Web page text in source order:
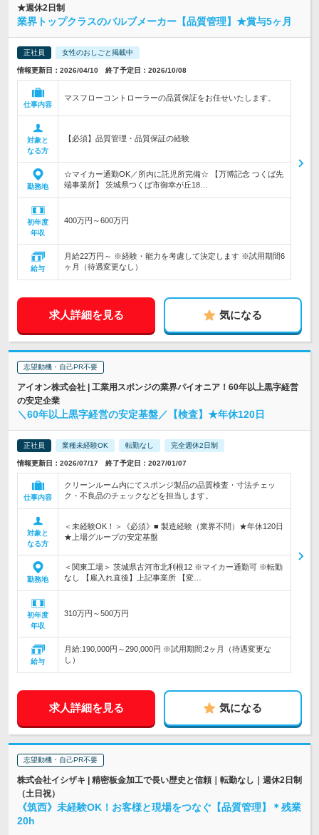
★週休2日制
業界トップクラスのバルブメーカー【品質管理】★賞与5ヶ月
正社員 女性のおしごと掲載中
情報更新日：2026/04/10 終了予定日：2026/10/08
仕事内容
マスフローコントローラーの品質保証をお任せいたします。
対象と
なる方
【必須】品質管理・品質保証の経験
勤務地
☆マイカー通勤OK／所内に託児所完備☆ 【万博記念 つくば先
端事業所】 茨城県つくば市御幸が丘18…
初年度
年収
400万円～600万円
給与
月給22万円～ ※経験・能力を考慮して決定します ※試用期間6
ヶ月（待遇変更なし）
求人詳細を見る 気になる
志望動機・自己PR不要
アイオン株式会社 | 工業用スポンジの業界パイオニア！60年以上黒字経営
の安定企業
＼60年以上黒字経営の安定基盤／【検査】★年休120日
正社員 業種未経験OK 転勤なし 完全週休2日制
情報更新日：2026/07/17 終了予定日：2027/01/07
仕事内容
クリーンルーム内にてスポンジ製品の品質検査・寸法チェッ
ク・不良品のチェックなどを担当します。
対象と
なる方
＜未経験OK！＞《必須》■ 製造経験（業界不問）★年休120日
★上場グループの安定基盤
勤務地
＜関東工場＞ 茨城県古河市北利根12 ※マイカー通勤可 ※転勤
なし 【雇入れ直後】上記事業所 【変…
初年度
年収
310万円～500万円
給与
月給:190,000円～290,000円 ※試用期間:2ヶ月（待遇変更な
し）
求人詳細を見る 気になる
志望動機・自己PR不要
株式会社イシザキ | 精密板金加工で長い歴史と信頼｜転勤なし｜週休2日制
（土日祝）
《筑西》未経験OK！お客様と現場をつなぐ【品質管理】＊残業
20h